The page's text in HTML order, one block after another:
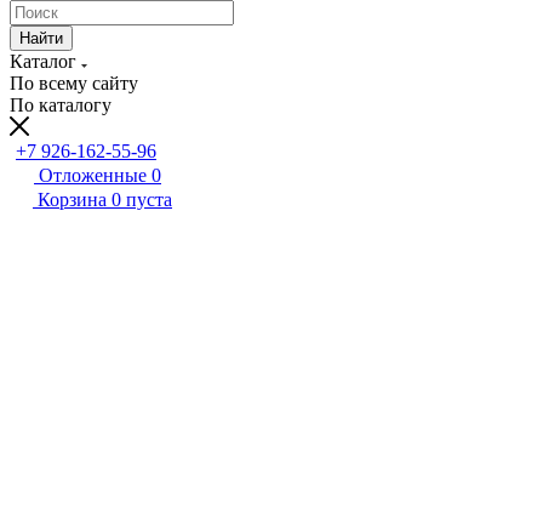
Найти
Каталог
По всему сайту
По каталогу
+7 926-162-55-96
Отложенные 0
Корзина 0 пуста